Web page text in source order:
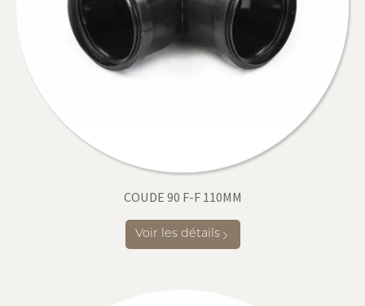
COUDE 90 F-F 110MM
Voir les détails